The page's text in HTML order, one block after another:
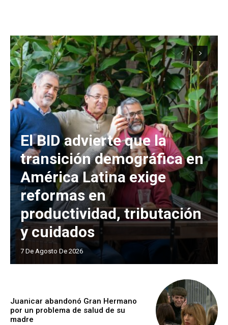
El BID advierte que la
transición demográfica en
América Latina exige
reformas en
productividad, tributación
y cuidados
7 De Agosto De 2026
Juanicar abandonó Gran Hermano
por un problema de salud de su
madre